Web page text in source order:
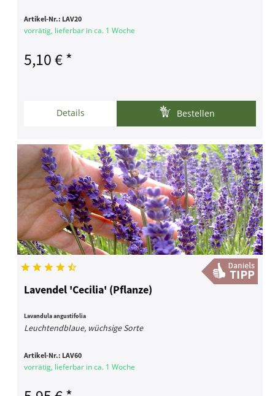
Artikel-Nr.: LAV20
vorrätig, lieferbar in ca. 1 Woche
5,10 € *
Details Bestellen
Lavendel 'Cecilia' (Pflanze)
Lavandula angustifolia
Leuchtendblaue, wüchsige Sorte
Artikel-Nr.: LAV60
vorrätig, lieferbar in ca. 1 Woche